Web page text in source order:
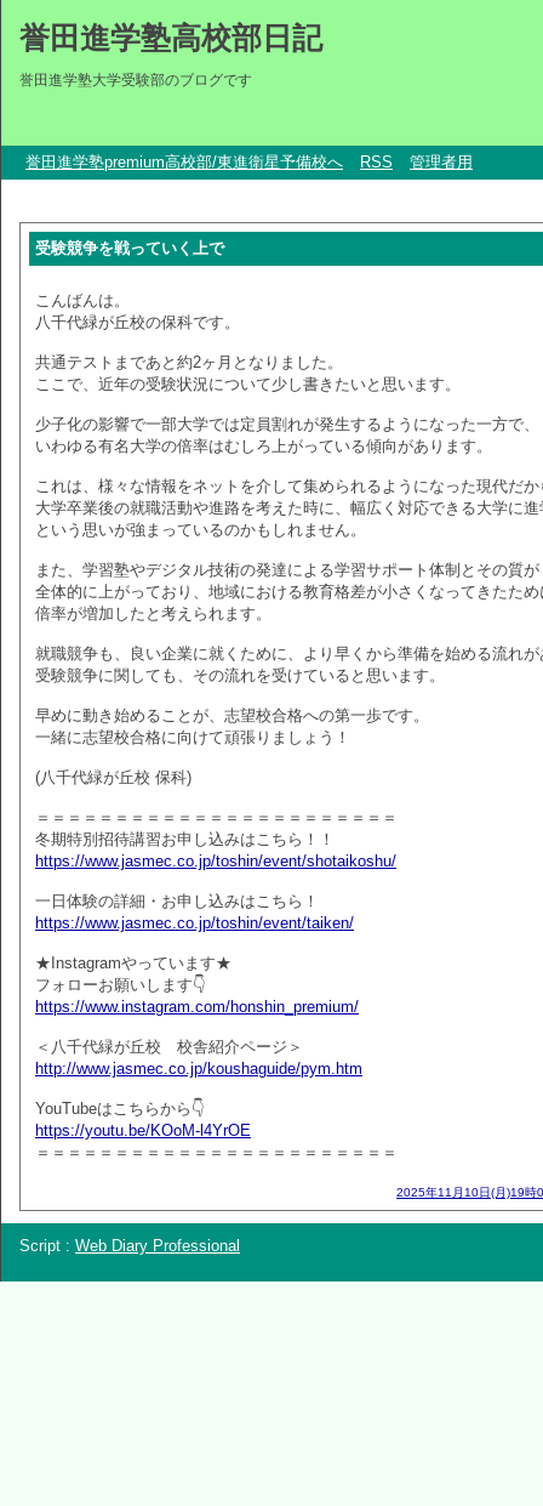
誉田進学塾高校部日記
誉田進学塾大学受験部のブログです
誉田進学塾premium高校部/東進衛星予備校へ RSS 管理者用
受験競争を戦っていく上で
こんばんは。
八千代緑が丘校の保科です。
共通テストまであと約2ヶ月となりました。
ここで、近年の受験状況について少し書きたいと思います。
少子化の影響で一部大学では定員割れが発生するようになった一方で、
いわゆる有名大学の倍率はむしろ上がっている傾向があります。
これは、様々な情報をネットを介して集められるようになった現代だ
大学卒業後の就職活動や進路を考えた時に、幅広く対応できる大学に
という思いが強まっているのかもしれません。
また、学習塾やデジタル技術の発達による学習サポート体制とその質が
全体的に上がっており、地域における教育格差が小さくなってきたため
倍率が増加したと考えられます。
就職競争も、良い企業に就くために、より早くから準備を始める流れが
受験競争に関しても、その流れを受けていると思います。
早めに動き始めることが、志望校合格への第一歩です。
一緒に志望校合格に向けて頑張りましょう！
(八千代緑が丘校 保科)
＝＝＝＝＝＝＝＝＝＝＝＝＝＝＝＝＝＝＝＝＝＝＝
冬期特別招待講習お申し込みはこちら！！
https://www.jasmec.co.jp/toshin/event/shotaikoshu/
一日体験の詳細・お申し込みはこちら！
https://www.jasmec.co.jp/toshin/event/taiken/
★Instagramやっています★
フォローお願いします👇
https://www.instagram.com/honshin_premium/
＜八千代緑が丘校 校舎紹介ページ＞
http://www.jasmec.co.jp/koushaguide/pym.htm
YouTubeはこちらから👇
https://youtu.be/KOoM-l4YrOE
＝＝＝＝＝＝＝＝＝＝＝＝＝＝＝＝＝＝＝＝＝＝＝
2025年11月10日(月)19時
Script : Web Diary Professional